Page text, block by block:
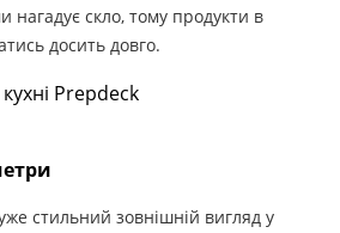
нагадує скло, тому продукти в
досить довго.
стильний зовнішній вигляд у